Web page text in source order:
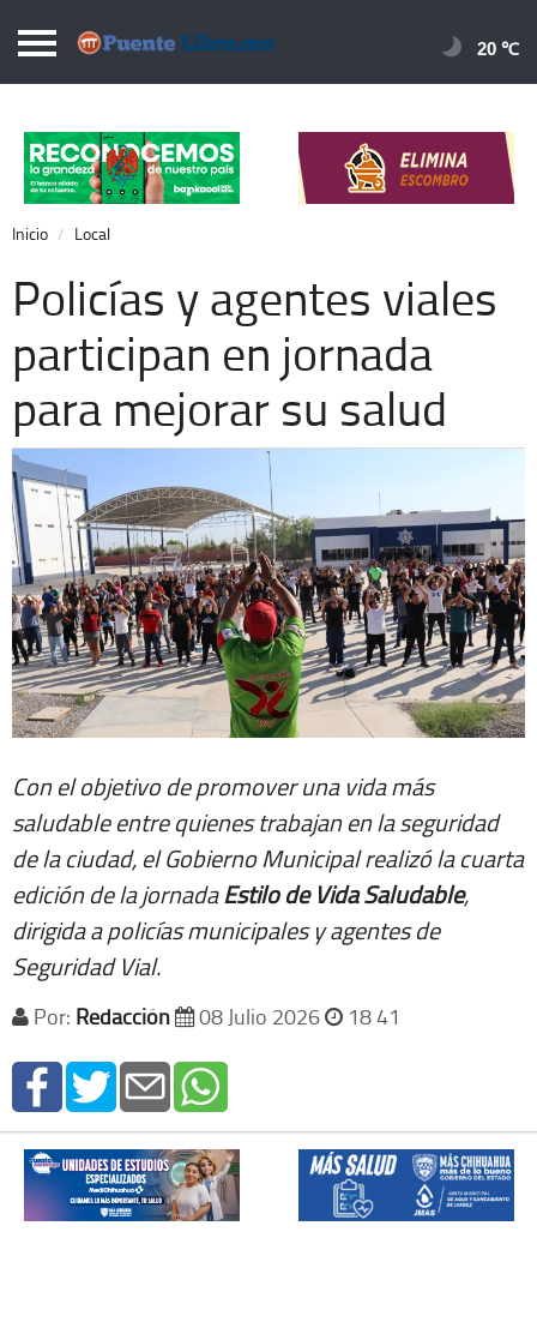
Puentelibre.mx
Local
Nacional
Opinión
Cronos
Economía
Espectáculos
Deportes
Extra +
20 ℃
Inicio Local
Policías y agentes viales
participan en jornada
para mejorar su salud
Con el objetivo de promover una vida más
saludable entre quienes trabajan en la seguridad
de la ciudad, el Gobierno Municipal realizó la cuarta
edición de la jornadaEstilo de Vida Saludable,
dirigida a policías municipales y agentes de
Seguridad Vial.
Por: Redacción 08 Julio 2026 18 41